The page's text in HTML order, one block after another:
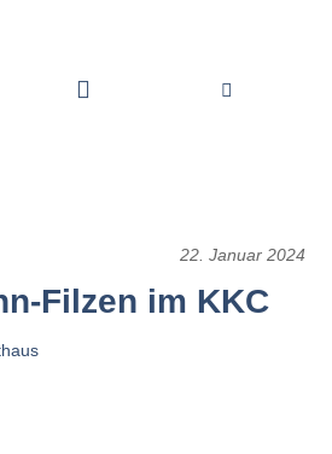
22. Januar 2024
Filzen im KKC